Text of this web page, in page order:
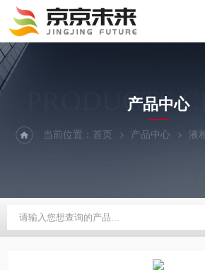
PRODUCTS
产品中心
当前位置：首页 产品中心 液